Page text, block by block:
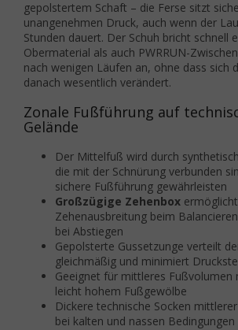
gepolstertem Schaft – die Ferse sitzt
unangenehmen Druck, auch wenn der
Stunden dauert. Der Schuh bricht schnell
Obermaterial als auch PWRRUN-
nach wenigen Läufen an, ohne dass sich
danach wesentlich verändert.
Zonale Fußführung auf
Gelände
Der Mittelfuß wird durch
die mit der Schnürung verbunden
sichere Fußführung gewährleisten
Großzügige Zehenbox
Zehenausbreitung beim
bei Abstiegen
Gepolsterte Gussetzunge verteilt
gleichmäßig und minimiert
Geeignet für mittleres Fußvolumen
leicht hohem Fußgewölbe
Dickere technische Socken
bei kalten und nassen